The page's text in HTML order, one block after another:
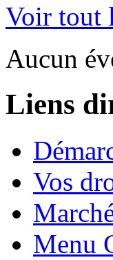
Voir tout
Aucun
Liens
Vos
Menu